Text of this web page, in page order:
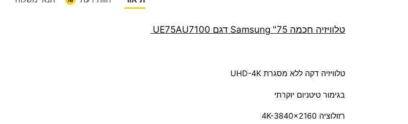
טלוויזיה חכמה 75" Samsung​ דגם UE75AU7100 ​
טלוויזיה דקה ללא מסגרת UHD-4K
בגימור טיטניום יוקרתי
רזולוציה 4K-3840×2160